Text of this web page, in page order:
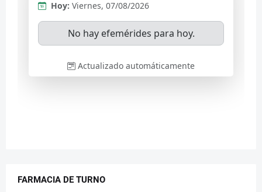
FARMACIA DE TURNO